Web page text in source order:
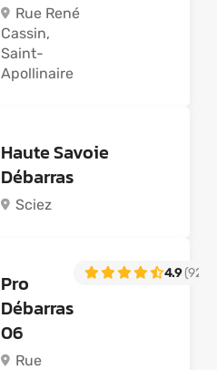
Rue René
Cassin,
Saint-
Apollinaire
Haute Savoie
Débarras
Sciez
Pro
Débarras
06
Rue
4.9(92)